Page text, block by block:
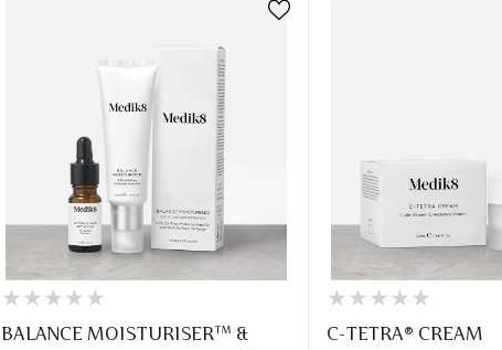
★
★ ★
★ ★
★ ★
★ ★
★
BALANCE MOISTURISER™ &
★
★ ★
★ ★
★ ★
★ ★
★
C-TETRA® CREAM